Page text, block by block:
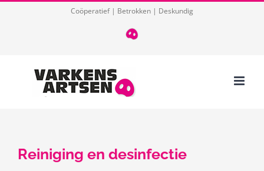
Coöperatief | Betrokken | Deskundig
T
085
Reiniging en desinfectie